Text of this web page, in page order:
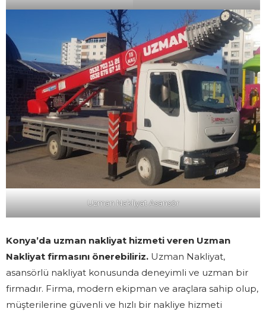
Uzman Nakliyat Asansör
Konya’da uzman nakliyat hizmeti veren Uzman
Nakliyat firmasını önerebiliriz. Uzman Nakliyat,
asansörlü nakliyat konusunda deneyimli ve uzman bir
firmadır. Firma, modern ekipman ve araçlara sahip olup,
müşterilerine güvenli ve hızlı bir nakliye hizmeti